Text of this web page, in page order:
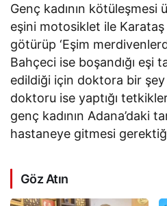
Genç kadının kötüleşmesi
eşini motosiklet ile Karataş
götürüp ‘Eşim
Bahçeci ise boşandığı eşi
edildiği için doktora bir
doktoru ise yaptığı
genç kadının Adana’daki
hastaneye gitmesi
Göz Atın